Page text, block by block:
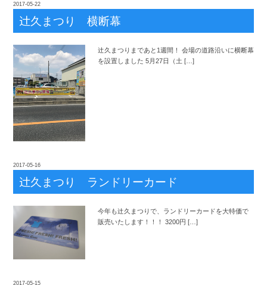
2017-05-22
辻久まつり 横断幕
辻久まつりまであと1週間！ 会場の道路沿いに横断幕
を設置しました 5月27日（土 […]
2017-05-16
辻久まつり ランドリーカード
今年も辻久まつりで、ランドリーカードを大特価で
販売いたします！！！ 3200円 […]
2017-05-15